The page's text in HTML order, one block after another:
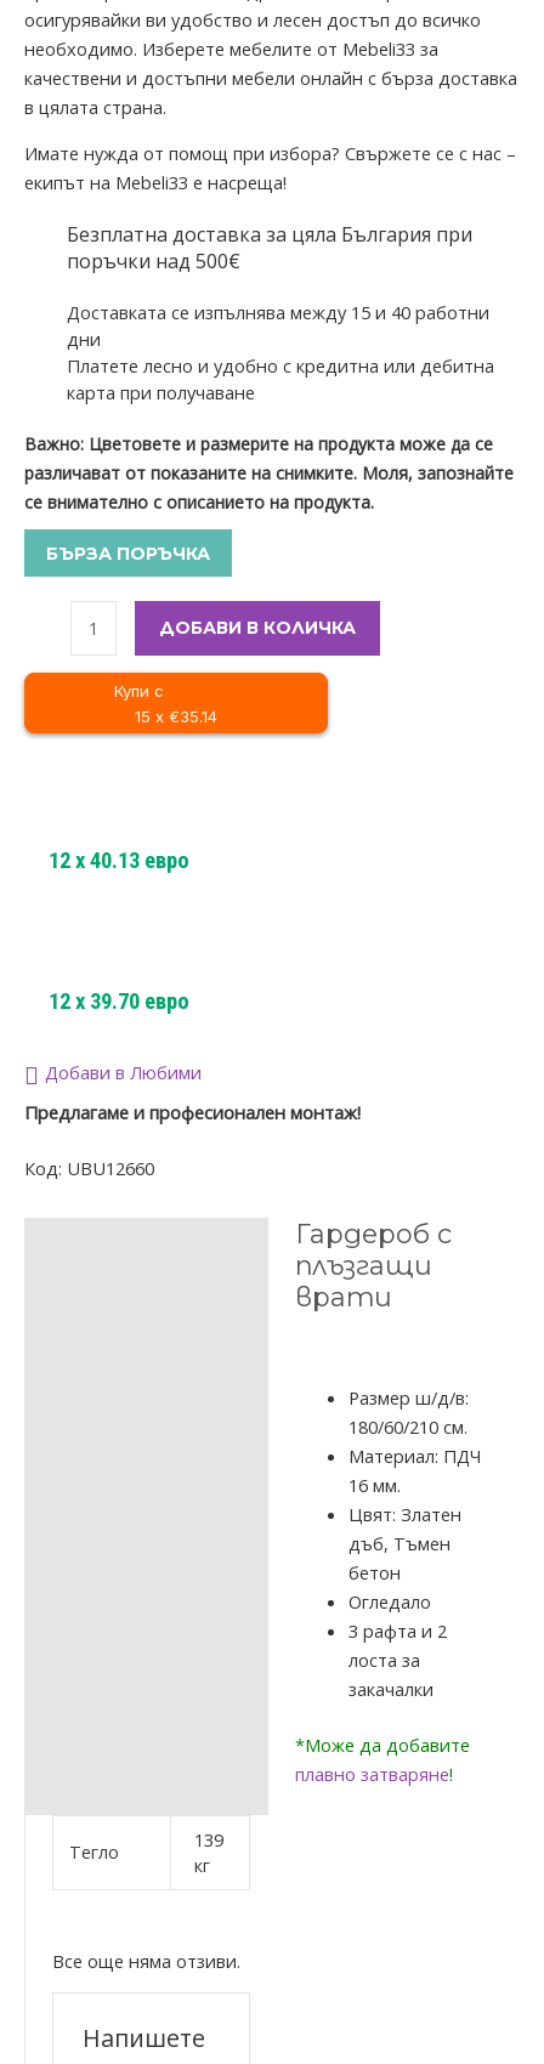
осигурявайки ви удобство и лесен достъп до всичко
необходимо. Изберете мебелите от Mebeli33 за
качествени и достъпни мебели онлайн с бърза доставка
в цялата страна.
Имате нужда от помощ при избора? Свържете се с нас –
екипът на Mebeli33 е насреща!
Безплатна доставка за цяла България при
поръчки над 500€
Доставката се изпълнява между 15 и 40 работни
дни
Платете лесно и удобно с кредитна или дебитна
карта при получаване
Важно: Цветовете и размерите на продукта може да се
различават от показаните на снимките. Моля, запознайте
се внимателно с описанието на продукта.
БЪРЗА ПОРЪЧКА
ДОБАВИ В КОЛИЧКА
Купи с
15 x €35.14
12x40.13евро
12x 39.70евро
Добави в Любими
Предлагаме и професионален монтаж!
Код: UBU12660
Гардероб с
плъзгащи
врати
Размер ш/д/в:
180/60/210 см.
Материал: ПДЧ
16 мм.
Цвят: Златен
дъб, Тъмен
бетон
Огледало
3 рафта и 2
лоста за
закачалки
*Може да добавите
плавно затваряне!
Тегло
139
кг
Все още няма отзиви.
Напишете